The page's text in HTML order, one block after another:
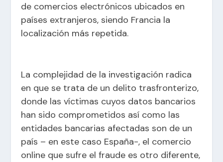
de comercios electrónicos ubicados en
países extranjeros, siendo Francia la
localización más repetida.
La complejidad de la investigación radica
en que se trata de un delito trasfronterizo,
donde las víctimas cuyos datos bancarios
han sido comprometidos así como las
entidades bancarias afectadas son de un
país – en este caso España-, el comercio
online que sufre el fraude es otro diferente,